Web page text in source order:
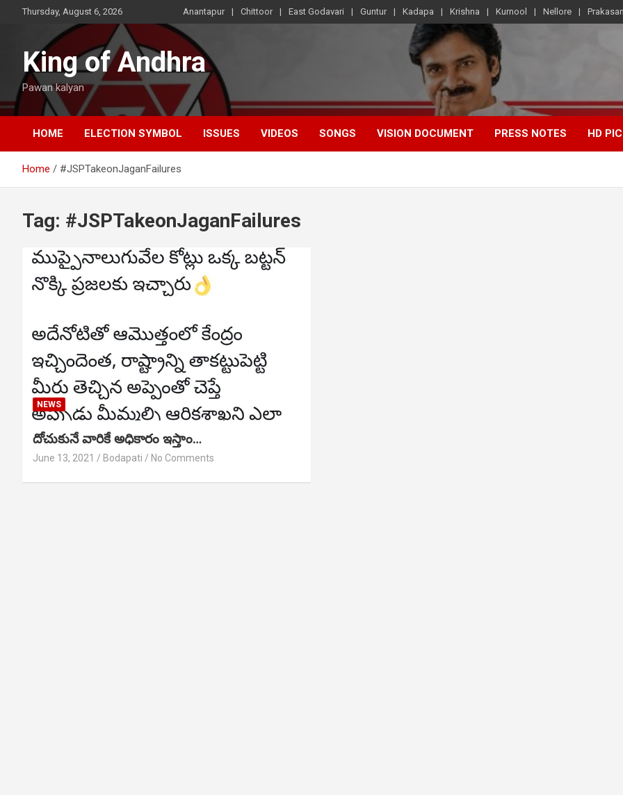
Thursday, August 6, 2026 Anantapur Chittoor East Godavari Guntur Kadapa Krishna Kurnool Nellore
King of Andhra
Pawan kalyan
HOME ELECTION SYMBOL ISSUES VIDEOS SONGS VISION DOCUMENT PRESS NOTES HD
Home #JSPTakeonJaganFailures
Tag: #JSPTakeonJaganFailures
NEWS
దోచుకునే వారికే అధికారం ఇస్తాం…
June 13, 2021 Bodapati No Comments